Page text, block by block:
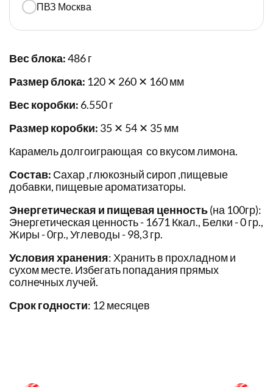
ПВЗ Москва
Вес блока:486 г
Размер блока: 120 ✕ 260 ✕ 160 мм
Вес коробки: 6.550 г
Размер коробки: 35 ✕ 54 ✕ 35 мм
Карамель долгоиграющая со вкусом лимона.
Состав: Сахар ,глюкозный сироп ,пищевые
добавки, пищевые ароматизаторы.
Энергетическая и пищевая ценность(на 100гр):
Энергетическая ценность - 1671 Ккал., Белки - 0 гр.,
Жиры - 0гр., Углеводы - 98,3 гр.
Условия хранения: Хранить в прохладном и
сухом месте. Избегать попадания прямых
солнечных лучей.
Срок годности: 12 месяцев